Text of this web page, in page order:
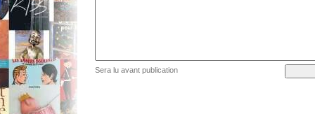
Sera lu avant publication